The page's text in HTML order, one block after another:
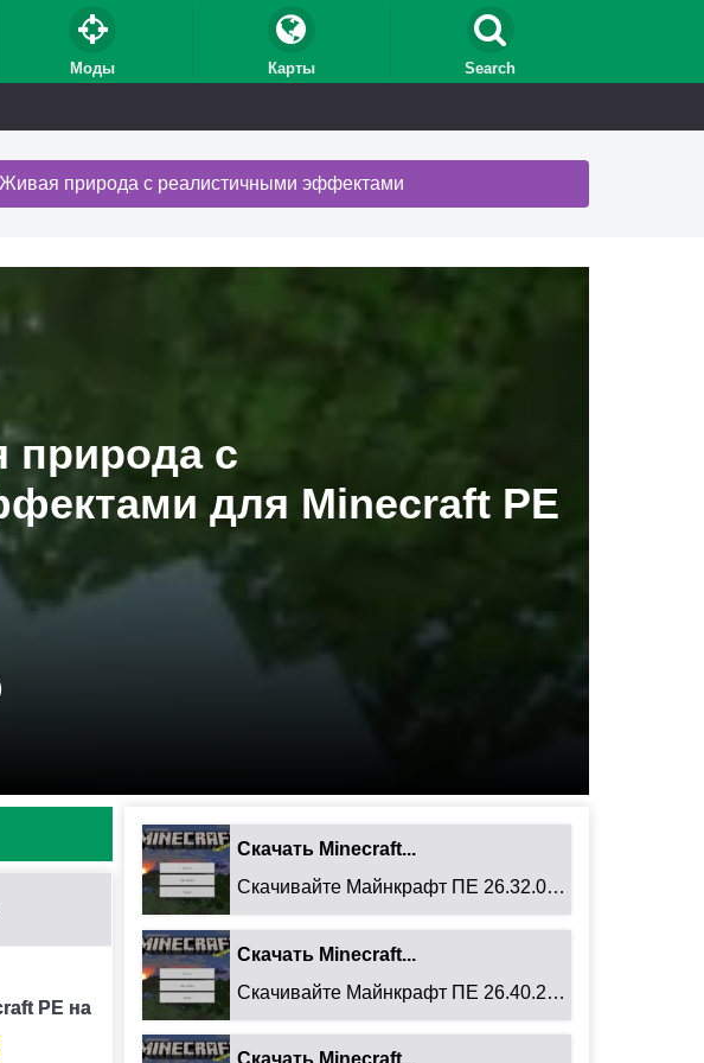
Моды Карты Search
Живая природа с реалистичными эффектами
природа с
для Minecraft PE
PE на
Скачать Minecraft...
Скачивайте Майнкрафт ПЕ 26.32.02 для Android: ...
Скачать Minecraft...
Скачивайте Майнкрафт ПЕ 26.40.27 для Android: ...
Скачать Minecraft...